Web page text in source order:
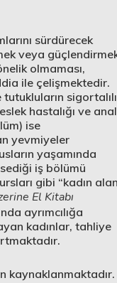
sürdürecek
veya
olmaması,
ile çelişmektedir.
hastalığı ve
ise
yevmiyeler
yaşamında
iş bölümü
gibi “kadın
El Kitabı
ayrımcılığa
kadınlar, tahliye
kaynaklanmaktadır.